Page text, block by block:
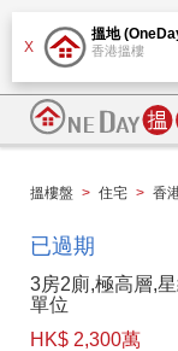
X
搵地
香港搵樓
搵樓盤 > 住宅 > 香
已過期
3房2廁,極高層,
單位
HK$ 2,300萬